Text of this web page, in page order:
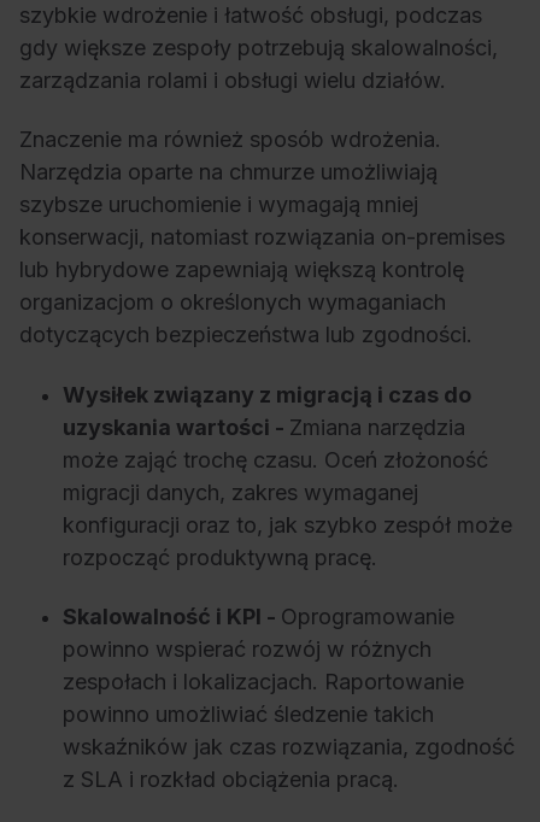
szybkie wdrożenie i łatwość obsługi, podczas
gdy większe zespoły potrzebują skalowalności,
zarządzania rolami i obsługi wielu działów.
Znaczenie ma również sposób wdrożenia.
Narzędzia oparte na chmurze umożliwiają
szybsze uruchomienie i wymagają mniej
konserwacji, natomiast rozwiązania on-premises
lub hybrydowe zapewniają większą kontrolę
organizacjom o określonych wymaganiach
dotyczących bezpieczeństwa lub zgodności.
Wysiłek związany z migracją i czas do
uzyskania wartości - Zmiana narzędzia
może zająć trochę czasu. Oceń złożoność
migracji danych, zakres wymaganej
konfiguracji oraz to, jak szybko zespół może
rozpocząć produktywną pracę.
Skalowalność i KPI - Oprogramowanie
powinno wspierać rozwój w różnych
zespołach i lokalizacjach. Raportowanie
powinno umożliwiać śledzenie takich
wskaźników jak czas rozwiązania, zgodność
z SLA i rozkład obciążenia pracą.